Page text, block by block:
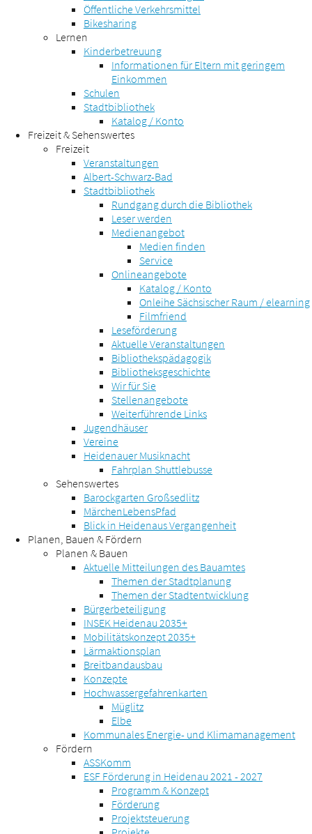
Öffentliche Verkehrsmittel
Bikesharing
Lernen
Kinderbetreuung
Informationen für Eltern mit geringem
Einkommen
Schulen
Stadtbibliothek
Katalog / Konto
Freizeit & Sehenswertes
Freizeit
Veranstaltungen
Albert-Schwarz-Bad
Stadtbibliothek
Rundgang durch die Bibliothek
Leser werden
Medienangebot
Medien finden
Service
Onlineangebote
Katalog / Konto
Onleihe Sächsischer Raum / elearning
Filmfriend
Leseförderung
Aktuelle Veranstaltungen
Bibliothekspädagogik
Bibliotheksgeschichte
Wir für Sie
Stellenangebote
Weiterführende Links
Jugendhäuser
Vereine
Heidenauer Musiknacht
Fahrplan Shuttlebusse
Sehenswertes
Barockgarten Großsedlitz
MärchenLebensPfad
Blick in Heidenaus Vergangenheit
Planen, Bauen & Fördern
Planen & Bauen
Aktuelle Mitteilungen des Bauamtes
Themen der Stadtplanung
Themen der Stadtentwicklung
Bürgerbeteiligung
INSEK Heidenau 2035+
Mobilitätskonzept 2035+
Lärmaktionsplan
Breitbandausbau
Konzepte
Hochwassergefahrenkarten
Müglitz
Elbe
Kommunales Energie- und Klimamanagement
Fördern
ASSKomm
ESF Förderung in Heidenau 2021 - 2027
Programm & Konzept
Förderung
Projektsteuerung